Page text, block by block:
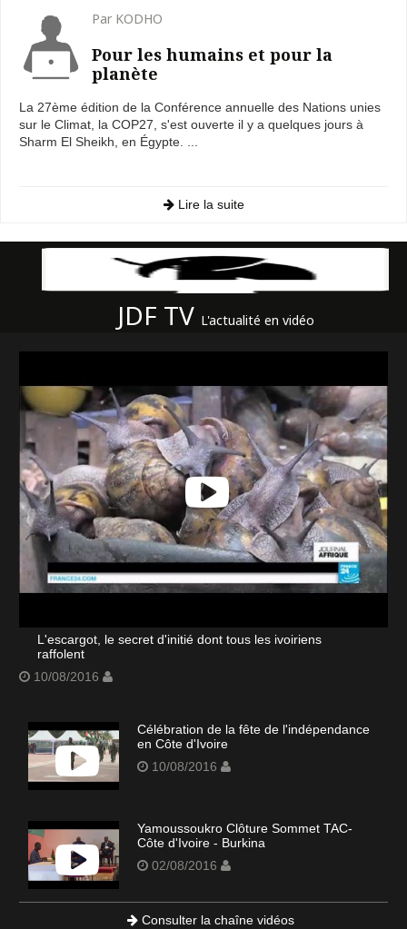
Par KODHO
Pour les humains et pour la
planète
La 27ème édition de la Conférence annuelle des Nations unies
sur le Climat, la COP27, s'est ouverte il y a quelques jours à
Sharm El Sheikh, en Égypte. ...
Lire la suite
JDF TV L'actualité en vidéo
L'escargot, le secret d'initié dont tous les ivoiriens
raffolent
10/08/2016
Célébration de la fête de l'indépendance
en Côte d'Ivoire
10/08/2016
Yamoussoukro Clôture Sommet TAC-
Côte d'Ivoire - Burkina
02/08/2016
Consulter la chaîne vidéos